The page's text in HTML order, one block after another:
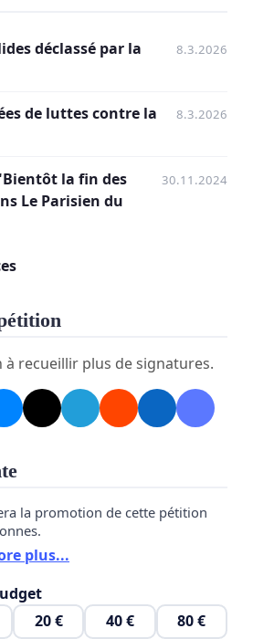
la hauteur de la tour
14 appelle les riverains
rassemblement jeudi 12
de canif portés aux bords de
déclassé par la
8.3.2026
de luttes contre la
8.3.2026
la fin des
Le Parisien du
30.11.2024
recueillir plus de signatures.
la promotion de cette pétition
plus...
20 € 40 € 80 €